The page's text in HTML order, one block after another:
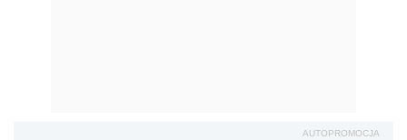
AUTOPROMOCJA